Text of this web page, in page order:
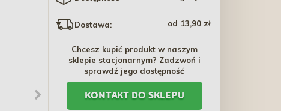
Dostawa: od 13,90 zł
Chcesz kupić produkt w naszym
sklepie stacjonarnym? Zadzwoń i
sprawdź jego dostępność
KONTAKT DO SKLEPU